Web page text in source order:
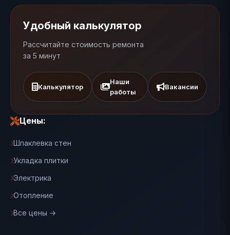
Удобный калькулятор
Рассчитайте стоимость ремонта
за 5 минут
Калькулятор
Наши
работы
Вакансии
Цены:
Шпаклевка стен
Укладка плитки
Электрика
Отопление
Все цены →